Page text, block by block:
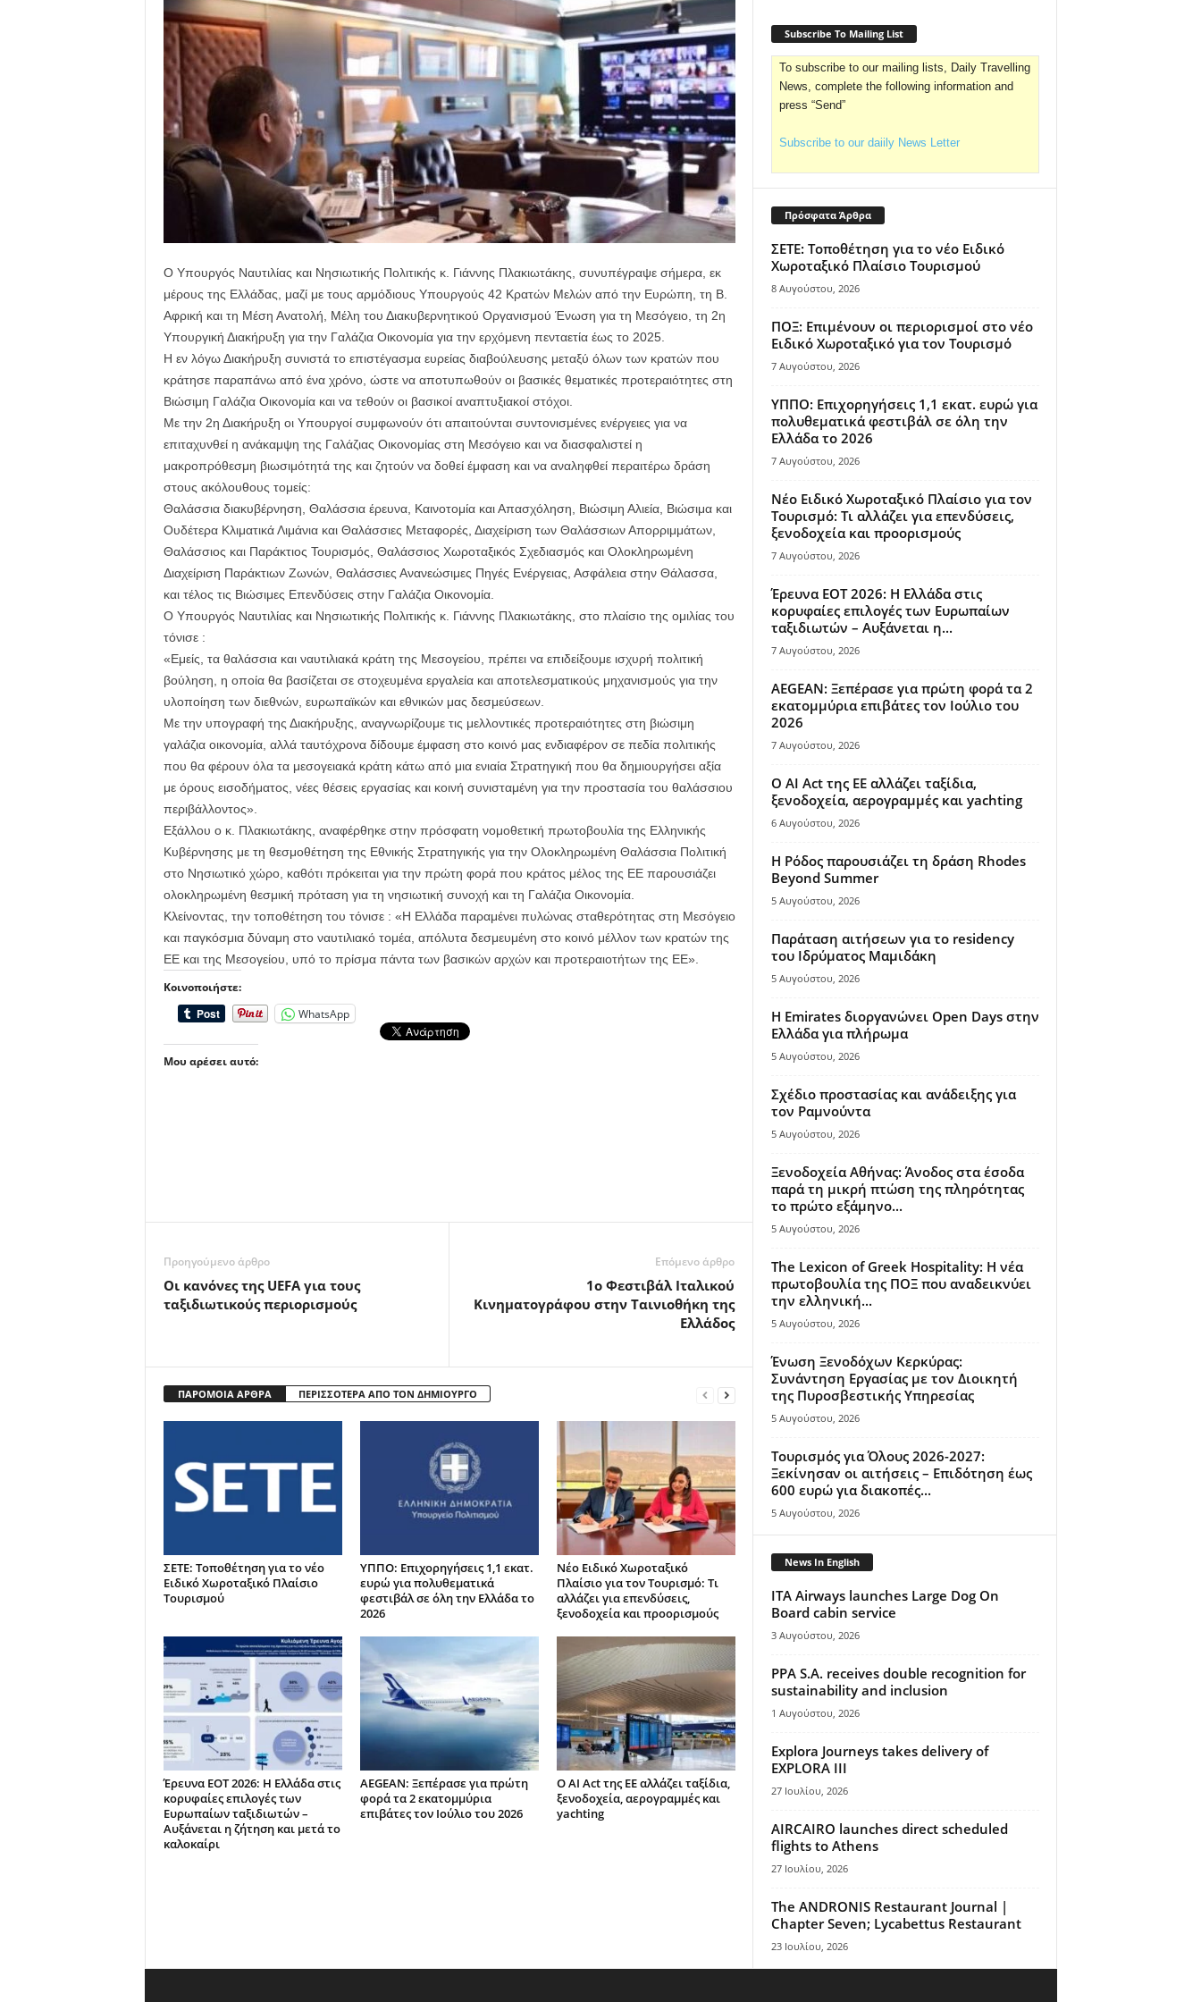
Ο Υπουργός Ναυτιλίας και Νησιωτικής Πολιτικής κ. Γιάννης Πλακιωτάκης, συνυπέγραψε σήμερα, εκ
μέρους της Ελλάδας, μαζί με τους αρμόδιους Υπουργούς 42 Κρατών Μελών από την Ευρώπη, τη Β.
Αφρική και τη Μέση Ανατολή, Μέλη του Διακυβερνητικού Οργανισμού Ένωση για τη Μεσόγειο, τη 2η
Υπουργική Διακήρυξη για την Γαλάζια Οικονομία για την ερχόμενη πενταετία έως το 2025.
Η εν λόγω Διακήρυξη συνιστά το επιστέγασμα ευρείας διαβούλευσης μεταξύ όλων των κρατών που
κράτησε παραπάνω από ένα χρόνο, ώστε να αποτυπωθούν οι βασικές θεματικές προτεραιότητες στη
Βιώσιμη Γαλάζια Οικονομία και να τεθούν οι βασικοί αναπτυξιακοί στόχοι.
Με την 2η Διακήρυξη οι Υπουργοί συμφωνούν ότι απαιτούνται συντονισμένες ενέργειες για να
επιταχυνθεί η ανάκαμψη της Γαλάζιας Οικονομίας στη Μεσόγειο και να διασφαλιστεί η
μακροπρόθεσμη βιωσιμότητά της και ζητούν να δοθεί έμφαση και να αναληφθεί περαιτέρω δράση
στους ακόλουθους τομείς:
Θαλάσσια διακυβέρνηση, Θαλάσσια έρευνα, Καινοτομία και Απασχόληση, Βιώσιμη Αλιεία, Βιώσιμα και
Ουδέτερα Κλιματικά Λιμάνια και Θαλάσσιες Μεταφορές, Διαχείριση των Θαλάσσιων Απορριμμάτων,
Θαλάσσιος και Παράκτιος Τουρισμός, Θαλάσσιος Χωροταξικός Σχεδιασμός και Ολοκληρωμένη
Διαχείριση Παράκτιων Ζωνών, Θαλάσσιες Ανανεώσιμες Πηγές Ενέργειας, Ασφάλεια στην Θάλασσα,
και τέλος τις Βιώσιμες Επενδύσεις στην Γαλάζια Οικονομία.
Ο Υπουργός Ναυτιλίας και Νησιωτικής Πολιτικής κ. Γιάννης Πλακιωτάκης, στο πλαίσιο της ομιλίας του
τόνισε :
«Εμείς, τα θαλάσσια και ναυτιλιακά κράτη της Μεσογείου, πρέπει να επιδείξουμε ισχυρή πολιτική
βούληση, η οποία θα βασίζεται σε στοχευμένα εργαλεία και αποτελεσματικούς μηχανισμούς για την
υλοποίηση των διεθνών, ευρωπαϊκών και εθνικών μας δεσμεύσεων.
Με την υπογραφή της Διακήρυξης, αναγνωρίζουμε τις μελλοντικές προτεραιότητες στη βιώσιμη
γαλάζια οικονομία, αλλά ταυτόχρονα δίδουμε έμφαση στο κοινό μας ενδιαφέρον σε πεδία πολιτικής
που θα φέρουν όλα τα μεσογειακά κράτη κάτω από μια ενιαία Στρατηγική που θα δημιουργήσει αξία
με όρους εισοδήματος, νέες θέσεις εργασίας και κοινή συνισταμένη για την προστασία του θαλάσσιου
περιβάλλοντος».
Εξάλλου ο κ. Πλακιωτάκης, αναφέρθηκε στην πρόσφατη νομοθετική πρωτοβουλία της Ελληνικής
Κυβέρνησης με τη θεσμοθέτηση της Εθνικής Στρατηγικής για την Ολοκληρωμένη Θαλάσσια Πολιτική
στο Νησιωτικό χώρο, καθότι πρόκειται για την πρώτη φορά που κράτος μέλος της ΕΕ παρουσιάζει
ολοκληρωμένη θεσμική πρόταση για τη νησιωτική συνοχή και τη Γαλάζια Οικονομία.
Κλείνοντας, την τοποθέτηση του τόνισε : «Η Ελλάδα παραμένει πυλώνας σταθερότητας στη Μεσόγειο
και παγκόσμια δύναμη στο ναυτιλιακό τομέα, απόλυτα δεσμευμένη στο κοινό μέλλον των κρατών της
ΕΕ και της Μεσογείου, υπό το πρίσμα πάντα των βασικών αρχών και προτεραιοτήτων της ΕΕ».
Κοινοποιήστε:
WhatsApp
Μου αρέσει αυτό:
Προηγούμενο άρθρο
Οι κανόνες της UEFA για τους
ταξιδιωτικούς περιορισμούς
Επόμενο άρθρο
1o Φεστιβάλ Ιταλικού
Κινηματογράφου στην Ταινιοθήκη της
Ελλάδος
ΠΑΡΟΜΟΙΑ ΑΡΘΡΑ ΠΕΡΙΣΣΟΤΕΡΑ ΑΠΟ ΤΟΝ ΔΗΜΙΟΥΡΓΟ
ΣΕΤΕ: Τοποθέτηση για το νέο
Ειδικό Χωροταξικό Πλαίσιο
Τουρισμού
ΥΠΠΟ: Επιχορηγήσεις 1,1 εκατ.
ευρώ για πολυθεματικά
φεστιβάλ σε όλη την Ελλάδα το
2026
Νέο Ειδικό Χωροταξικό
Πλαίσιο για τον Τουρισμό: Τι
αλλάζει για επενδύσεις,
ξενοδοχεία και προορισμούς
Έρευνα ΕΟΤ 2026: Η Ελλάδα στις
κορυφαίες επιλογές των
Ευρωπαίων ταξιδιωτών –
Αυξάνεται η ζήτηση και μετά το
καλοκαίρι
AEGEAN: Ξεπέρασε για πρώτη
φορά τα 2 εκατομμύρια
επιβάτες τον Ιούλιο του 2026
Ο AI Act της ΕΕ αλλάζει ταξίδια,
ξενοδοχεία, αερογραμμές και
yachting
Subscribe To Mailing List
To subscribe to our mailing lists, Daily Travelling
News, complete the following information and
press “Send”
Subscribe to our daiily News Letter
Πρόσφατα Άρθρα
ΣΕΤΕ: Τοποθέτηση για το νέο Ειδικό
Χωροταξικό Πλαίσιο Τουρισμού
8 Αυγούστου, 2026
ΠΟΞ: Επιμένουν οι περιορισμοί στο νέο
Ειδικό Χωροταξικό για τον Τουρισμό
7 Αυγούστου, 2026
ΥΠΠΟ: Επιχορηγήσεις 1,1 εκατ. ευρώ για
πολυθεματικά φεστιβάλ σε όλη την
Ελλάδα το 2026
7 Αυγούστου, 2026
Νέο Ειδικό Χωροταξικό Πλαίσιο για τον
Τουρισμό: Τι αλλάζει για επενδύσεις,
ξενοδοχεία και προορισμούς
7 Αυγούστου, 2026
Έρευνα ΕΟΤ 2026: Η Ελλάδα στις
κορυφαίες επιλογές των Ευρωπαίων
ταξιδιωτών – Αυξάνεται η...
7 Αυγούστου, 2026
AEGEAN: Ξεπέρασε για πρώτη φορά τα 2
εκατομμύρια επιβάτες τον Ιούλιο του
2026
7 Αυγούστου, 2026
Ο AI Act της ΕΕ αλλάζει ταξίδια,
ξενοδοχεία, αερογραμμές και yachting
6 Αυγούστου, 2026
Η Ρόδος παρουσιάζει τη δράση Rhodes
Beyond Summer
5 Αυγούστου, 2026
Παράταση αιτήσεων για το residency
του Ιδρύματος Μαμιδάκη
5 Αυγούστου, 2026
Η Emirates διοργανώνει Open Days στην
Ελλάδα για πλήρωμα
5 Αυγούστου, 2026
Σχέδιο προστασίας και ανάδειξης για
τον Ραμνούντα
5 Αυγούστου, 2026
Ξενοδοχεία Αθήνας: Άνοδος στα έσοδα
παρά τη μικρή πτώση της πληρότητας
το πρώτο εξάμηνο...
5 Αυγούστου, 2026
The Lexicon of Greek Hospitality: Η νέα
πρωτοβουλία της ΠΟΞ που αναδεικνύει
την ελληνική...
5 Αυγούστου, 2026
Ένωση Ξενοδόχων Κερκύρας:
Συνάντηση Εργασίας με τον Διοικητή
της Πυροσβεστικής Υπηρεσίας
5 Αυγούστου, 2026
Τουρισμός για Όλους 2026-2027:
Ξεκίνησαν οι αιτήσεις – Επιδότηση έως
600 ευρώ για διακοπές...
5 Αυγούστου, 2026
News In English
ITA Airways launches Large Dog On
Board cabin service
3 Αυγούστου, 2026
PPA S.A. receives double recognition for
sustainability and inclusion
1 Αυγούστου, 2026
Explora Journeys takes delivery of
EXPLORA III
27 Ιουλίου, 2026
AIRCAIRO launches direct scheduled
flights to Athens
27 Ιουλίου, 2026
The ANDRONIS Restaurant Journal |
Chapter Seven; Lycabettus Restaurant
23 Ιουλίου, 2026